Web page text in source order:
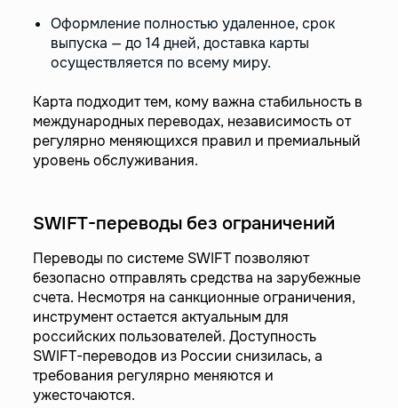
Оформление полностью удаленное, срок
выпуска — до 14 дней, доставка карты
осуществляется по всему миру.
Карта подходит тем, кому важна стабильность в
международных переводах, независимость от
регулярно меняющихся правил и премиальный
уровень обслуживания.
SWIFT-переводы без ограничений
Переводы по системе SWIFT позволяют
безопасно отправлять средства на зарубежные
счета. Несмотря на санкционные ограничения,
инструмент остается актуальным для
российских пользователей. Доступность
SWIFT-переводов из России снизилась, а
требования регулярно меняются и
ужесточаются.